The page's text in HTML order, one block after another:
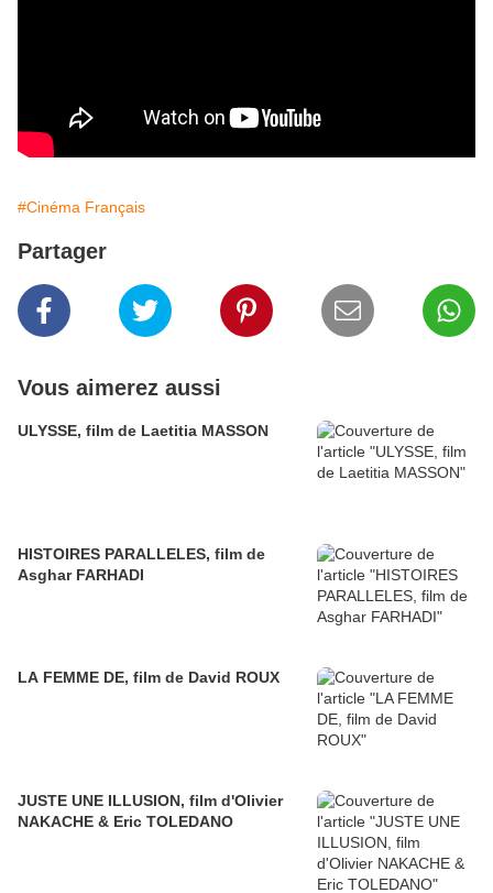
#Cinéma Français
Partager
Vous aimerez aussi
ULYSSE, film de Laetitia MASSON
HISTOIRES PARALLELES, film de
Asghar FARHADI
LA FEMME DE, film de David ROUX
JUSTE UNE ILLUSION, film d'Olivier
NAKACHE & Eric TOLEDANO